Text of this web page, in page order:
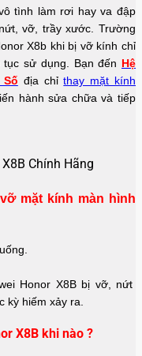
tình làm rơi hay va đập
vỡ, trầy xước. Trường
X8b khi bị vỡ kính chỉ
sử dụng. Bạn đến Hệ
địa chỉthay mặt kính
hành sửa chữa và tiếp
Chính Hãng
mặt kính màn hình
Honor X8B bị vỡ, nứt
kỳ hiếm xảy ra.
X8B khi nào ?